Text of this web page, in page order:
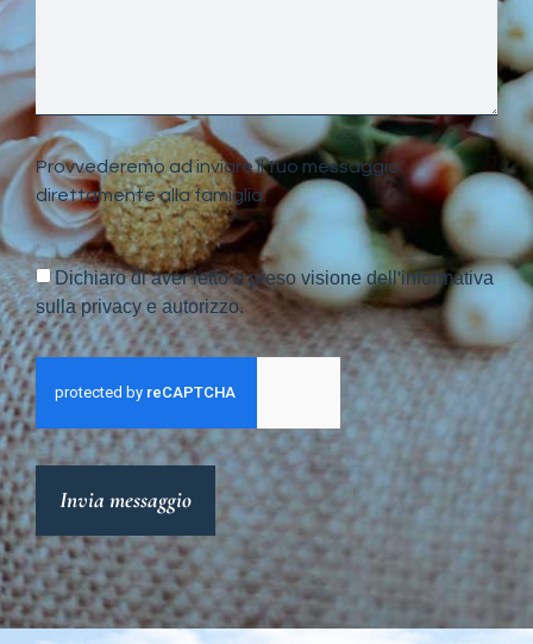
Provvederemo ad inviare il tuo messaggio
direttamente alla famiglia.
Dichiaro di aver letto e preso visione dell'informativa
sulla privacy e autorizzo.
Invia messaggio